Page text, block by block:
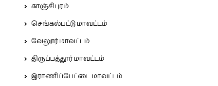
காஞ்சிபுரம்
செங்கல்பட்டு மாவட்டம்
வேலூர் மாவட்டம்
திருப்பத்தூர் மாவட்டம்
இராணிப்பேட்டை மாவட்டம்